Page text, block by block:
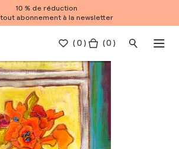
10 % de réduction
abonnement à la newsletter
(0 ) ( 0 )